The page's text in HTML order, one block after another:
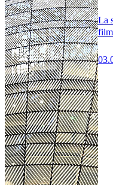
La